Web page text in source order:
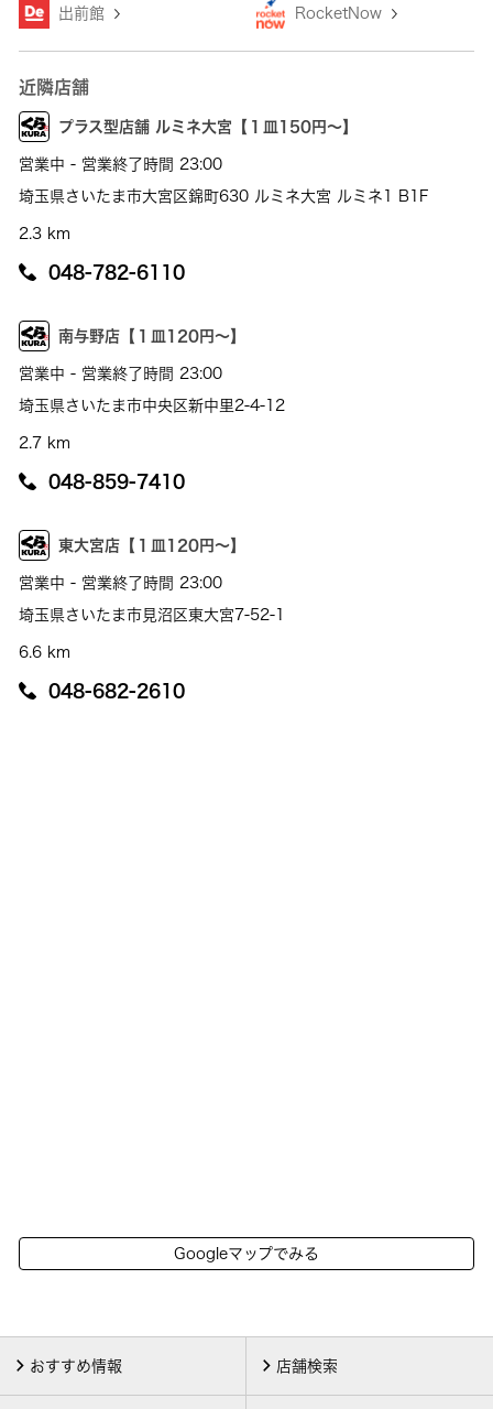
出前館 RocketNow
近隣店舗
プラス型店舗 ルミネ大宮【１皿150円～】
営業中 - 営業終了時間 23:00
埼玉県さいたま市大宮区錦町630 ルミネ大宮 ルミネ1 B1F
2.3 km
048-782-6110
南与野店【１皿120円～】
営業中 - 営業終了時間 23:00
埼玉県さいたま市中央区新中里2-4-12
2.7 km
048-859-7410
東大宮店【１皿120円～】
営業中 - 営業終了時間 23:00
埼玉県さいたま市見沼区東大宮7-52-1
6.6 km
048-682-2610
Googleマップでみる
おすすめ情報 店舗検索